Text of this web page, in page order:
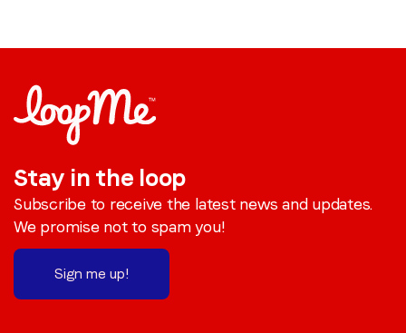
Stay in the loop
Subscribe to receive the latest news and updates.
We promise not to spam you!
Sign me up!